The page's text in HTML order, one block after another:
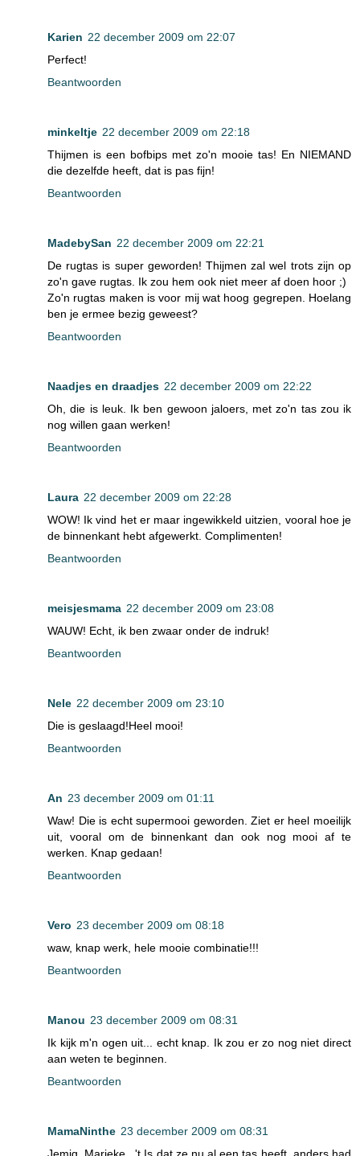
Karien 22 december 2009 om 22:07
Perfect!
Beantwoorden
minkeltje 22 december 2009 om 22:18
Thijmen is een bofbips met zo'n mooie tas! En NIEMAND
die dezelfde heeft, dat is pas fijn!
Beantwoorden
MadebySan 22 december 2009 om 22:21
De rugtas is super geworden! Thijmen zal wel trots zijn op
zo'n gave rugtas. Ik zou hem ook niet meer af doen hoor ;)
Zo'n rugtas maken is voor mij wat hoog gegrepen. Hoelang
ben je ermee bezig geweest?
Beantwoorden
Naadjes en draadjes 22 december 2009 om 22:22
Oh, die is leuk. Ik ben gewoon jaloers, met zo'n tas zou ik
nog willen gaan werken!
Beantwoorden
Laura 22 december 2009 om 22:28
WOW! Ik vind het er maar ingewikkeld uitzien, vooral hoe je
de binnenkant hebt afgewerkt. Complimenten!
Beantwoorden
meisjesmama 22 december 2009 om 23:08
WAUW! Echt, ik ben zwaar onder de indruk!
Beantwoorden
Nele 22 december 2009 om 23:10
Die is geslaagd!Heel mooi!
Beantwoorden
An 23 december 2009 om 01:11
Waw! Die is echt supermooi geworden. Ziet er heel moeilijk
uit, vooral om de binnenkant dan ook nog mooi af te
werken. Knap gedaan!
Beantwoorden
Vero 23 december 2009 om 08:18
waw, knap werk, hele mooie combinatie!!!
Beantwoorden
Manou 23 december 2009 om 08:31
Ik kijk m'n ogen uit... echt knap. Ik zou er zo nog niet direct
aan weten te beginnen.
Beantwoorden
MamaNinthe 23 december 2009 om 08:31